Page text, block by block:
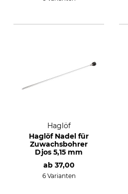
Haglöf
Haglöf Nadel für
Zuwachsbohrer
Djos 5,15 mm
ab 37,00
6 Varianten